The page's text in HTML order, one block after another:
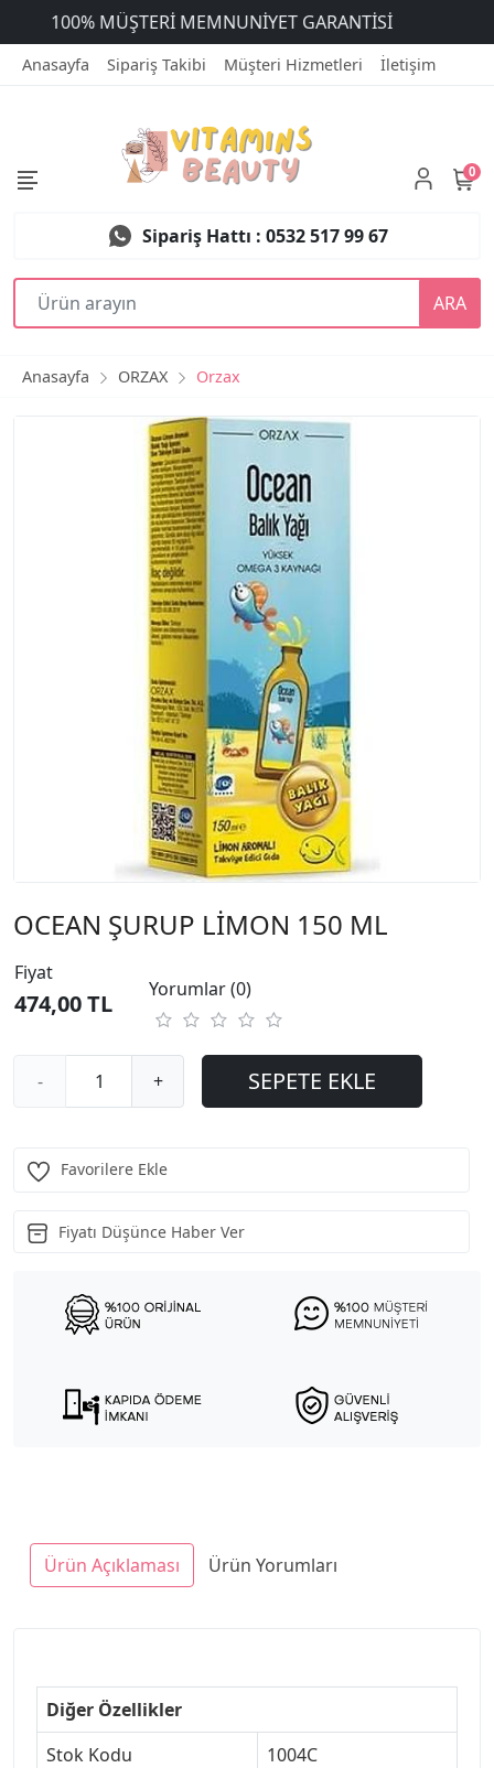
ÜCRETSİZ DEĞİŞİM
Anasayfa Sipariş Takibi Müşteri Hizmetleri İletişim
Sipariş Hattı : 0532 517 99 67
ARA
0
Anasayfa ORZAX Orzax
OCEAN ŞURUP LİMON 150 ML
Fiyat
474,00 TL Yorumlar (0)
- + SEPETE EKLE
Favorilere Ekle
Fiyatı Düşünce Haber Ver
Ürün Açıklaması Ürün Yorumları
Diğer Özellikler
Stok Kodu
1004C